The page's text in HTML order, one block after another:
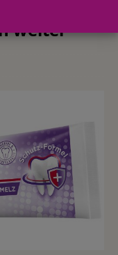
weiter